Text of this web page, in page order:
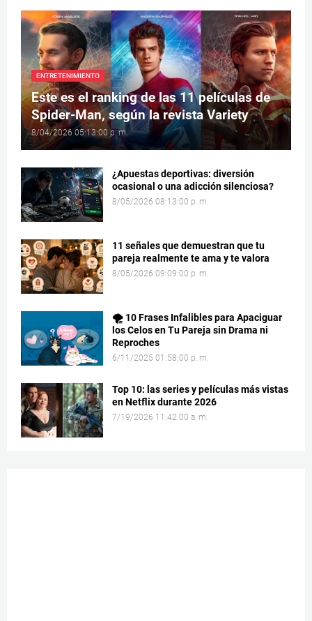
ENTRETENIMIENTO
Este es el ranking de las 11 películas de
Spider-Man, según la revista Variety
8/04/2026 05:13:00 p. m.
¿Apuestas deportivas: diversión
ocasional o una adicción silenciosa?
8/05/2026 08:13:00 p. m.
11 señales que demuestran que tu
pareja realmente te ama y te valora
8/05/2026 09:09:00 p. m.
🌪️ 10 Frases Infalibles para Apaciguar
los Celos en Tu Pareja sin Drama ni
Reproches
6/11/2025 01:58:00 p. m.
Top 10: las series y películas más vistas
en Netflix durante 2026
7/19/2026 11:42:00 a. m.